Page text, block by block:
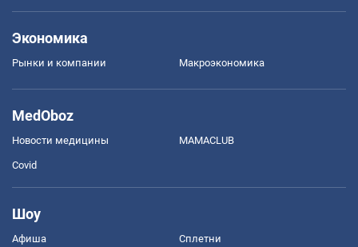
Экономика
Рынки и компании Mакроэкономика
MedOboz
Новости медицины MAMACLUB
Covid
Шоу
Афиша Сплетни